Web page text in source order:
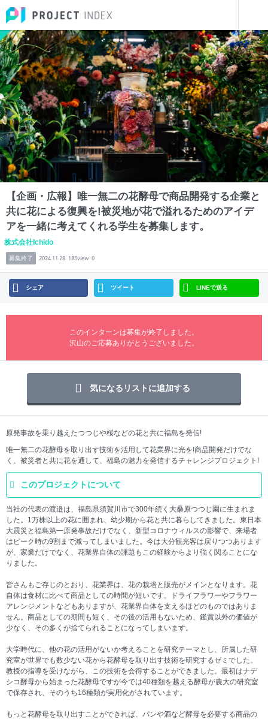
インターンを探す
福島
【企画・広報】唯一無二の花酵母で商品開発する企業と
共に花による復興を!被災地が花で溢れるためのアイデ
アを一緒に考えてくれる学生を募集します。
株式会社Ichido
募集終了 2024.11.28 185view 0
シェア ツイート LINEで送る
このインターンは募集が終了しました。
沢山のご応募ありがとうございました。
気になるリストに追加する
原発事故を乗り越えたつつじや桜などの花と共に福島を発信!
唯一無二の花酵母を取り出す技術を活用して花業界に光を!商品開発だけでな
く、被災者と共に花を通して、福島の魅力を発信するチャレンジプロジェクト!
このプロジェクトについて
当社の代表の渡邉は、福島県須賀川市で300年続く大桑原つつじ園に生まれま
した。1万株以上の花に囲まれ、幼少期から花と共に暮らしてきました。東日本
大震災と福島第一原発事故だけでなく、新型コロナウィルスの影響で、来場者
はピーク時の9割まで減ってしまいました。今は大分観光客は戻りつつあります
が、家業だけでなく、花業界自体の課題もこの経験からより強く関ることにな
りました。
皆さんもご存じのとおり、花業界は、花の栽培と販売がメインとなります。花
自体は食材に比べて商品としての時間が短いです。ドライフラワーやフラワー
アレンジメントなどもありますが、花業界自体を支えるほどのものではありま
せん。商品としての期間も短く、その後の活用もないため、鑑賞以外の価値が
少なく、その多くが捨てられることになってしまいます。
大学時代に、他の花の活用がないか考えることを研究テーマとし、所属した研
究室が世界でも数少ない花から花酵母を取り出す技術を研究するゼミでした。
教授の指導を受けながら、この技術を会得することができました。最初はナデ
シコ酵母から始まった花酵母ですが今では40種類を越える酵母が農大の研究室
で保存され、そのうち16種類が実用化がされています。
もっと花酵母を取り出すことができれば、パンや酒など酵母を必要する商品の